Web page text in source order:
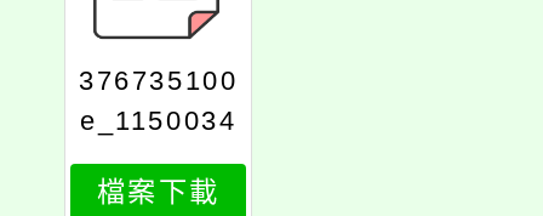
376735100
e_1150034
715_attach
1
檔案下載